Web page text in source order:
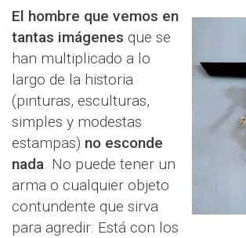
El hombre que vemos en
tantas imágenes que se
han multiplicado a lo
largo de la historia
(pinturas, esculturas,
simples y modestas
estampas) no esconde
nada. No puede tener un
arma o cualquier objeto
contundente que sirva
para agredir. Está con los